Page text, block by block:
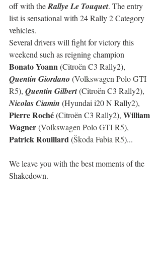
off with the Rallye Le Touquet. The entry
list is sensational with 24 Rally 2 Category
vehicles.
Several drivers will fight for victory this
weekend such as reigning champion
Bonato Yoann (Citroën C3 Rally2),
Quentin Giordano (Volkswagen Polo GTI
R5), Quentin Gilbert (Citroën C3 Rally2),
Nicolas Ciamin (Hyundai i20 N Rally2),
Pierre Roché (Citroën C3 Rally2), William
Wagner (Volkswagen Polo GTI R5),
Patrick Rouillard (Škoda Fabia R5)...
We leave you with the best moments of the
Shakedown.